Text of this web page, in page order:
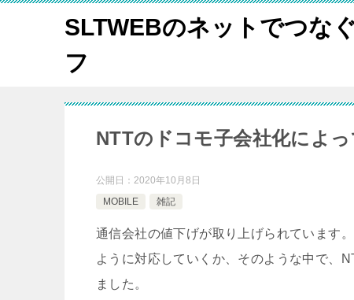
SLTWEBのネットでつな
フ
NTTのドコモ子会社化によ
公開日： 2020年10月8日
MOBILE
雑記
通信会社の値下げが取り上げられています
ように対応していくか、そのような中で、
ました。